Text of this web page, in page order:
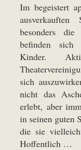
Im begeistert
besonders
befinden sich
Kinder.
sich
nicht das
erlebt, aber
in seinen guten
die sie
Hoffentlich …